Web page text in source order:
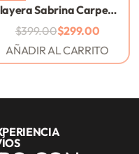
Playera Sabrina Carpenter – White – Short ‘n Sweet
$399.00$299.00
AÑADIR AL CARRITO